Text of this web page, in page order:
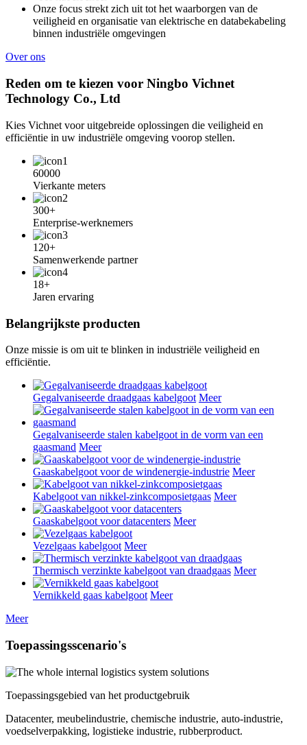
Onze focus strekt zich uit tot het waarborgen van de
veiligheid en organisatie van elektrische en databekabeling
binnen industriële omgevingen
Over ons
Reden om te kiezen voor Ningbo Vichnet
Technology Co., Ltd
Kies Vichnet voor uitgebreide oplossingen die veiligheid en
efficiëntie in uw industriële omgeving voorop stellen.
60000
Vierkante meters
300+
Enterprise-werknemers
120+
Samenwerkende partner
18+
Jaren ervaring
Belangrijkste producten
Onze missie is om uit te blinken in industriële veiligheid en
efficiëntie.
Gegalvaniseerde draadgaas kabelgoot Meer
Gegalvaniseerde stalen kabelgoot in de vorm van een
gaasmand Meer
Gaaskabelgoot voor de windenergie-industrie Meer
Kabelgoot van nikkel-zinkcomposietgaas Meer
Gaaskabelgoot voor datacenters Meer
Vezelgaas kabelgoot Meer
Thermisch verzinkte kabelgoot van draadgaas Meer
Vernikkeld gaas kabelgoot Meer
Meer
Toepassingsscenario's
Toepassingsgebied van het productgebruik
Datacenter, meubelindustrie, chemische industrie, auto-industrie,
voedselverpakking, logistieke industrie, rubberproduct.